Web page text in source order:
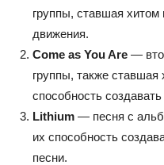
группы, ставшая хитом
движения.
Come as You Are —
группы, также
способность
Lithium — песня с
их способность
песни.